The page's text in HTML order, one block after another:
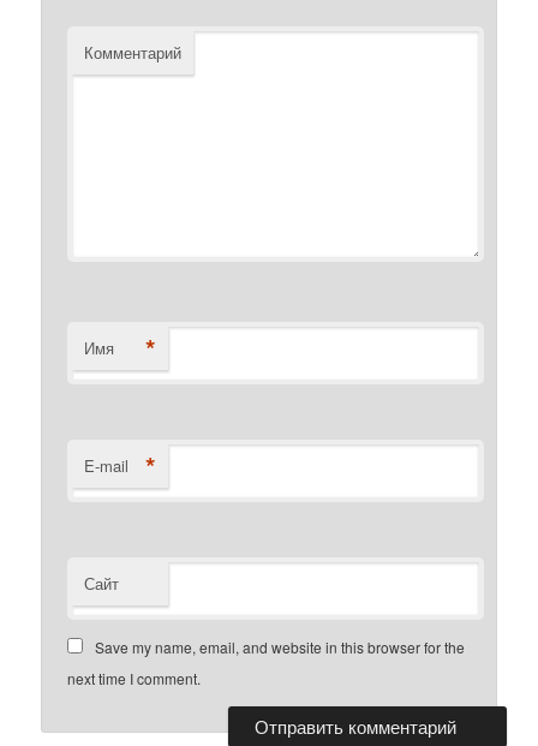
Комментарий
Имя *
E-mail *
Сайт
Save my name, email, and website in this browser for the
next time I comment.